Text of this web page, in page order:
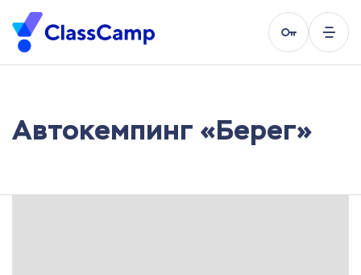
Автокемпинг «Берег»